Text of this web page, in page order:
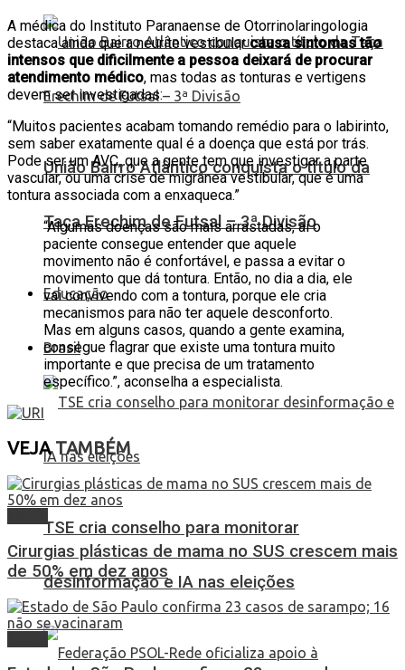
União Bairro Atlântico conquista o título da
Taça Erechim de Futsal – 3ª Divisão
Educação
Brasil
TSE cria conselho para monitorar
desinformação e IA nas eleições
A médica do Instituto Paranaense de Otorrinolaringologia
destaca ainda que a neurite vestibularcausa sintomas tão
intensos que dificilmente a pessoa deixará de procurar
atendimento médico, mas todas as tonturas e vertigens
devem ser investigadas:
“Muitos pacientes acabam tomando remédio para o labirinto,
sem saber exatamente qual é a doença que está por trás.
Pode ser um AVC, que a gente tem que investigar a parte
vascular, ou uma crise de migrânea vestibular, que é uma
tontura associada com a enxaqueca.”
“Algumas doenças são mais arrastadas, aí o
paciente consegue entender que aquele
movimento não é confortável, e passa a evitar o
movimento que dá tontura. Então, no dia a dia, ele
vai convivendo com a tontura, porque ele cria
mecanismos para não ter aquele desconforto.
Mas em alguns casos, quando a gente examina,
consegue flagrar que existe uma tontura muito
importante e que precisa de um tratamento
específico.”, aconselha a especialista.
VEJATAMBÉM
Cirurgias plásticas de mama no SUS crescem mais
de 50% em dez anos